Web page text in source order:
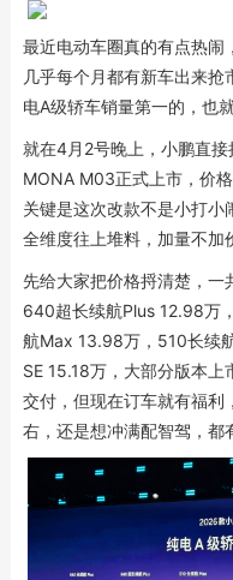
最近电动车圈真的有点热闹
几乎每个月都有新车出来
电A级轿车销量第一的，也
就在4月2号晚上，小鹏直
MONA M03正式上市，价
关键是这次改款不是小打
全维度往上堆料，加量不加
先给大家把价格捋清楚，一
640超长续航Plus 12.98万
航Max 13.98万，510长续
SE 15.18万，大部分版本
交付，但现在订车就有福利
右，还是想冲满配智驾，都